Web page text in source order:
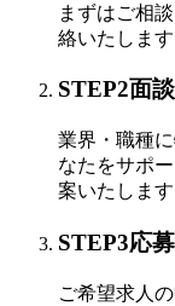
まずはご相
絡いたします
STEP2面
業界・職種
なたをサポー
案いたします
STEP3応
ご希望求人